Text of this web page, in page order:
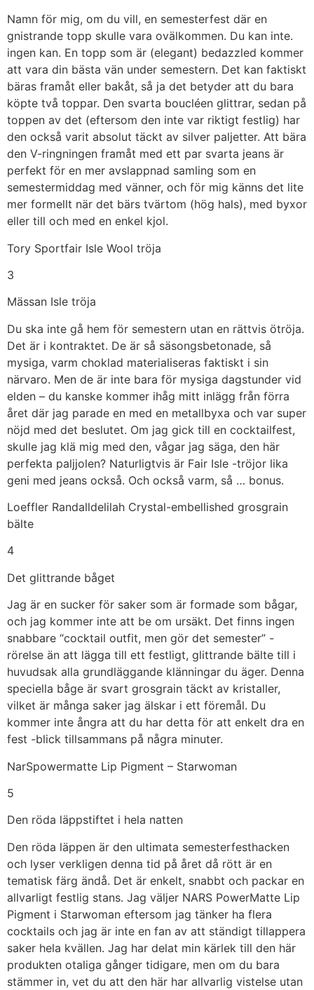
Namn för mig, om du vill, en semesterfest där en
gnistrande topp skulle vara ovälkommen. Du kan inte.
ingen kan. En topp som är (elegant) bedazzled kommer
att vara din bästa vän under semestern. Det kan faktiskt
bäras framåt eller bakåt, så ja det betyder att du bara
köpte två toppar. Den svarta boucléen glittrar, sedan på
toppen av det (eftersom den inte var riktigt festlig) har
den också varit absolut täckt av silver paljetter. Att bära
den V-ringningen framåt med ett par svarta jeans är
perfekt för en mer avslappnad samling som en
semestermiddag med vänner, och för mig känns det lite
mer formellt när det bärs tvärtom (hög hals), med byxor
eller till och med en enkel kjol.
Tory Sportfair Isle Wool tröja
3
Mässan Isle tröja
Du ska inte gå hem för semestern utan en rättvis ötröja.
Det är i kontraktet. De är så säsongsbetonade, så
mysiga, varm choklad materialiseras faktiskt i sin
närvaro. Men de är inte bara för mysiga dagstunder vid
elden – du kanske kommer ihåg mitt inlägg från förra
året där jag parade en med en metallbyxa och var super
nöjd med det beslutet. Om jag gick till en cocktailfest,
skulle jag klä mig med den, vågar jag säga, den här
perfekta paljjolen? Naturligtvis är Fair Isle -tröjor lika
geni med jeans också. Och också varm, så … bonus.
Loeffler Randalldelilah Crystal-embellished grosgrain
bälte
4
Det glittrande båget
Jag är en sucker för saker som är formade som bågar,
och jag kommer inte att be om ursäkt. Det finns ingen
snabbare “cocktail outfit, men gör det semester” -
rörelse än att lägga till ett festligt, glittrande bälte till i
huvudsak alla grundläggande klänningar du äger. Denna
speciella båge är svart grosgrain täckt av kristaller,
vilket är många saker jag älskar i ett föremål. Du
kommer inte ångra att du har detta för att enkelt dra en
fest -blick tillsammans på några minuter.
NarSpowermatte Lip Pigment – Starwoman
5
Den röda läppstiftet i hela natten
Den röda läppen är den ultimata semesterfesthacken
och lyser verkligen denna tid på året då rött är en
tematisk färg ändå. Det är enkelt, snabbt och packar en
allvarligt festlig stans. Jag väljer NARS PowerMatte Lip
Pigment i Starwoman eftersom jag tänker ha flera
cocktails och jag är inte en fan av att ständigt tillappera
saker hela kvällen. Jag har delat min kärlek till den här
produkten otaliga gånger tidigare, men om du bara
stämmer in, vet du att den här har allvarlig vistelse utan